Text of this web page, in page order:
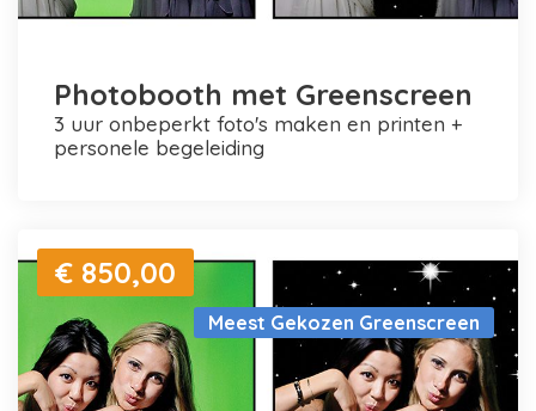
Photobooth met Greenscreen
3 uur onbeperkt foto's maken en printen +
personele begeleiding
Meest Gekozen Greenscreen
€ 850,00